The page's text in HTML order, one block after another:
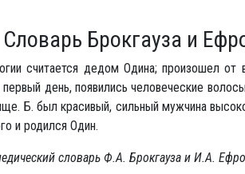
Словарь Брокгауза и
считается дедом Одина; произошел от
день, появились человеческие
Б. был красивый, сильный мужчина
и родился Один.
словарь Ф.А. Брокгауза и И.А.